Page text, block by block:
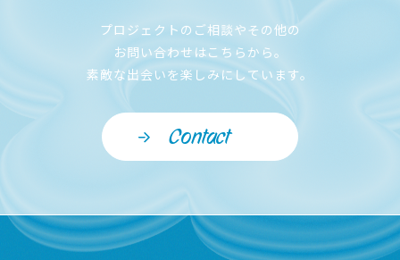
プロジェクトのご相談やその他の
お問い合わせはこちらから。
素敵な出会いを楽しみにしています。
Contact